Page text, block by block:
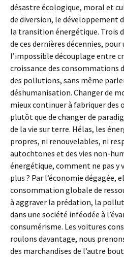
désastre écologique, moral et
de diversion, le développement
la transition énergétique. Trois
de ces dernières décennies,
l’impossible découplage entre
croissance des consommations
des pollutions, sans même
déshumanisation. Changer de
mieux continuer à fabriquer
plutôt que de changer de
de la vie sur terre. Hélas, les
propres, ni renouvelables, ni
autochtones et des vies non-
énergétique, comment ne pas y
plus ? Par l’économie dégagée,
consommation globale de
à aggraver la prédation, la
dans une société inféodée à
consumérisme. Les voitures
roulons davantage, nous
des marchandises de l’autre